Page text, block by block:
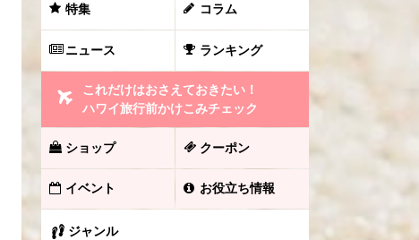
特集 コラム
ニュース ランキング
これだけはおさえておきたい！
ハワイ旅行前かけこみチェック
ショップ クーポン
イベント お役立ち情報
ジャンル